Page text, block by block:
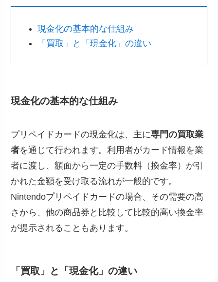
現金化の基本的な仕組み
「買取」と「現金化」の違い
現金化の基本的な仕組み
プリペイドカードの現金化は、主に専門の買取業
者を通じて行われます。利用者がカード情報を業
者に渡し、額面から一定の手数料（換金率）が引
かれた金額を受け取る流れが一般的です。
Nintendoプリペイドカードの場合、その需要の高
さから、他の商品券と比較して比較的高い換金率
が提示されることもあります。
「買取」と「現金化」の違い